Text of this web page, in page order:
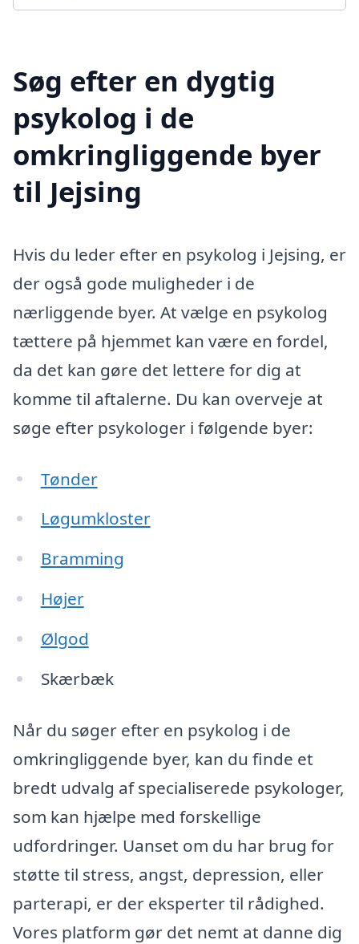
Søg efter en dygtig
psykolog i de
omkringliggende byer
til Jejsing
Hvis du leder efter en psykolog i Jejsing, er
der også gode muligheder i de
nærliggende byer. At vælge en psykolog
tættere på hjemmet kan være en fordel,
da det kan gøre det lettere for dig at
komme til aftalerne. Du kan overveje at
søge efter psykologer i følgende byer:
Tønder
Løgumkloster
Bramming
Højer
Ølgod
Skærbæk
Når du søger efter en psykolog i de
omkringliggende byer, kan du finde et
bredt udvalg af specialiserede psykologer,
som kan hjælpe med forskellige
udfordringer. Uanset om du har brug for
støtte til stress, angst, depression, eller
parterapi, er der eksperter til rådighed.
Vores platform gør det nemt at danne dig